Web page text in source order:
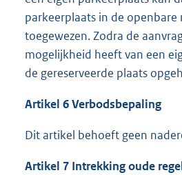
parkeerplaats in de
toegewezen. Zodra de
mogelijkheid heeft van een
de gereserveerde plaats
Artikel 6Verbodsbepaling
Dit artikel behoeft geen
Artikel 7 Intrekking oude